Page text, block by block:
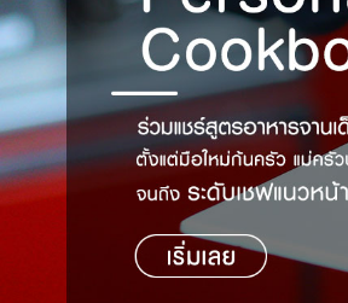
Top Foodie
สารพันก้นครัว
เคล็ดลับน่ารู้
เปรียบเทียบหน่วยการตวง
เปรียบเทียบอุณหภูมิ
เปรียบเทียบน้ำหนักวัตถุดิบ
FoodPedia
สร้าง Cookbook